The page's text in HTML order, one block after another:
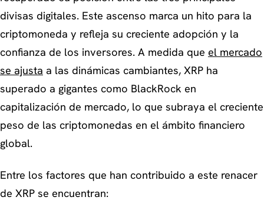
divisas digitales. Este ascenso marca un hito para la
criptomoneda y refleja su creciente adopción y la
confianza de los inversores. A medida que el mercado
se ajusta a las dinámicas cambiantes, XRP ha
superado a gigantes como BlackRock en
capitalización de mercado, lo que subraya el creciente
peso de las criptomonedas en el ámbito financiero
global.
Entre los factores que han contribuido a este renacer
de XRP se encuentran: